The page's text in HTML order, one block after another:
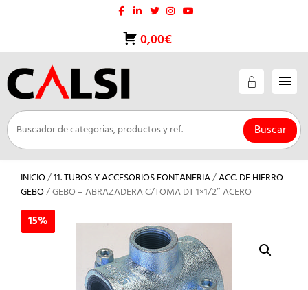
0,00€
Buscar
INICIO/11. TUBOS Y ACCESORIOS FONTANERIA/ACC. DE HIERRO
GEBO/ GEBO – ABRAZADERA C/TOMA DT 1×1/2″ ACERO
15%
15%